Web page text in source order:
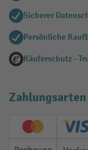
Sicherer
Persönliche
Käuferschutz -
Zahlungsarten
Creditcard